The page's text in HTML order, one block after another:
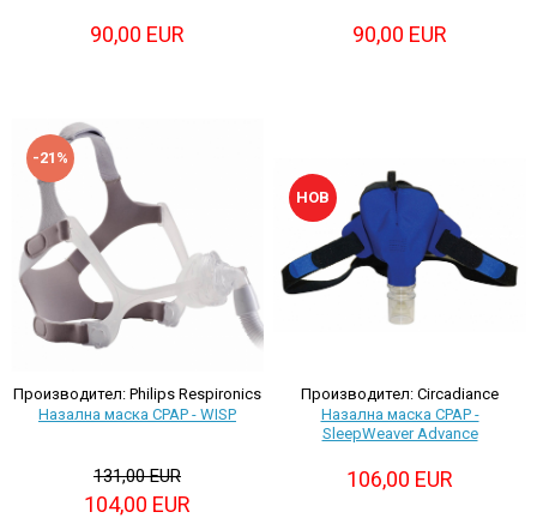
90,00 EUR 90,00 EUR
-21%
Производител: Philips Respironics
Назална маска CPAP - WISP
131,00 EUR
104,00 EUR
НОВ
Производител: Circadiance
Назална маска CPAP -
SleepWeaver Advance
106,00 EUR